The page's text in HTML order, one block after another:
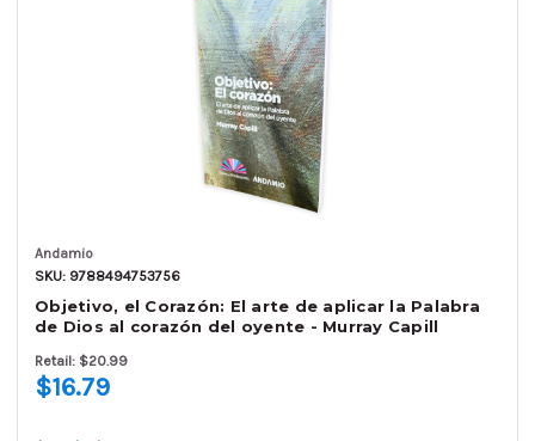
Andamio
SKU: 9788494753756
Objetivo, el Corazón: El arte de aplicar la Palabra
de Dios al corazón del oyente - Murray Capill
Retail: $20.99
$16.79